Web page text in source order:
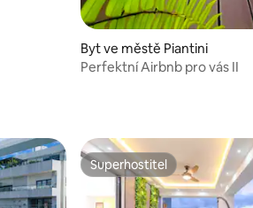
Byt ve městě Piantini
Perfektní Airbnb pro vás II
Superhostitel
Superhostitel